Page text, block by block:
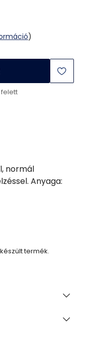
)
felett
normál
Anyaga:
termék.